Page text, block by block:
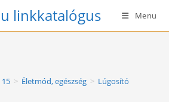
linkkatalógus Menu
15 > Életmód, egészség > Lúgosító